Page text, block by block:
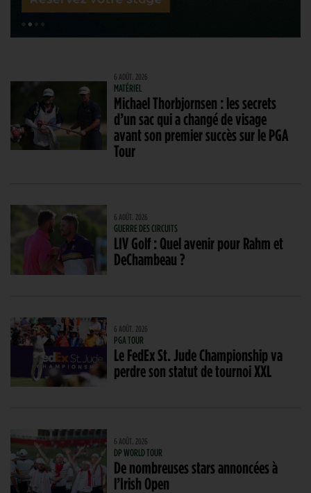
6 AOÛT. 2026
MATÉRIEL
Michael Thorbjornsen : les secrets
d’un sac qui a changé de visage
avant son premier succès sur le PGA
Tour
6 AOÛT. 2026
GUERRE DES CIRCUITS
LIV Golf : Quel avenir pour Rahm et
DeChambeau ?
6 AOÛT. 2026
PGA TOUR
Le FedEx St. Jude Championship va
perdre son statut de tournoi XXL
6 AOÛT. 2026
DP WORLD TOUR
De nombreuses stars annoncées à
l’Irish Open